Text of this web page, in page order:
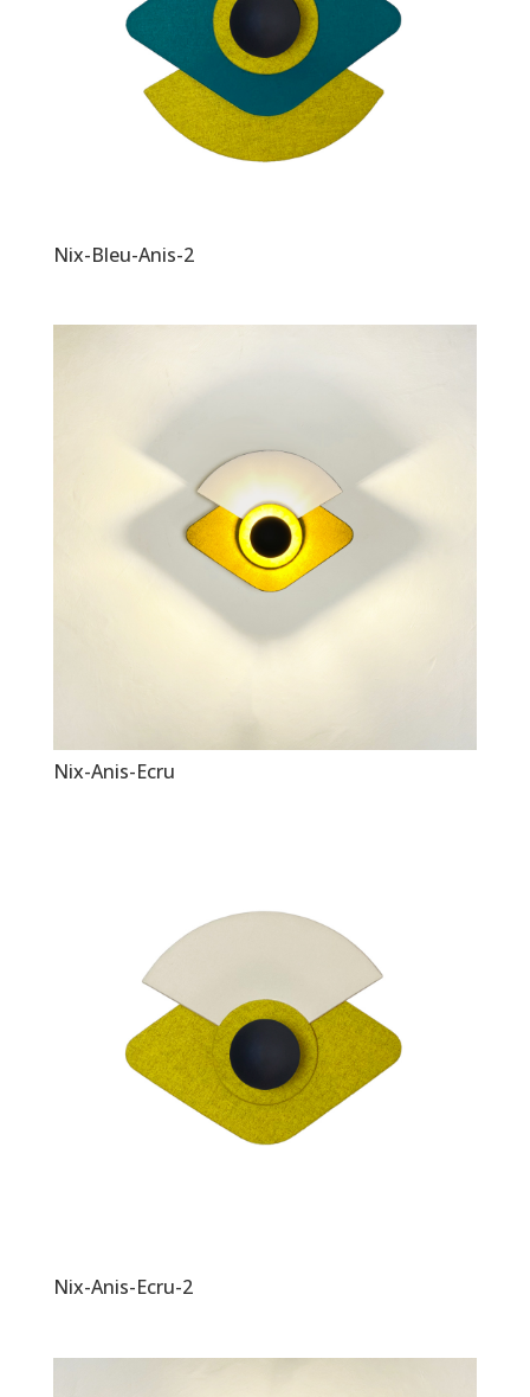
Nix-Bleu-Anis-2
Nix-Anis-Ecru
Nix-Anis-Ecru-2